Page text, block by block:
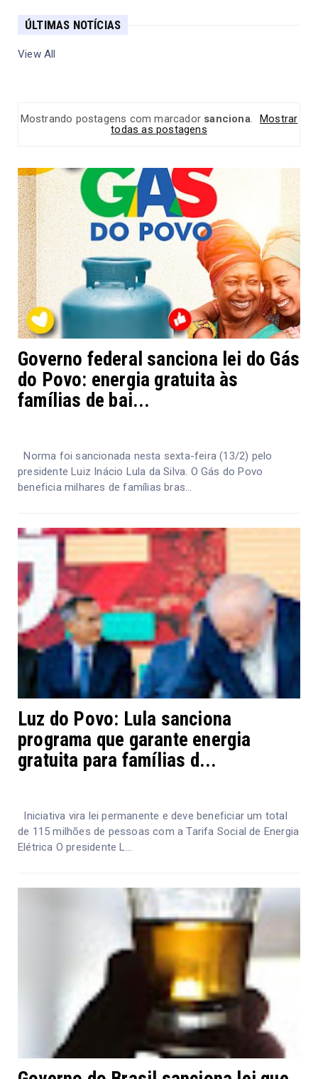
ÚLTIMAS NOTÍCIAS
View All
Mostrando postagens com marcador sanciona.
Mostrar
todas as postagens
Governo federal sanciona lei do Gás
do Povo: energia gratuita às
famílias de bai...
Norma foi sancionada nesta sexta-feira (13/2) pelo
presidente Luiz Inácio Lula da Silva. O Gás do Povo
beneficia milhares de famílias bras...
Luz do Povo: Lula sanciona
programa que garante energia
gratuita para famílias d...
Iniciativa vira lei permanente e deve beneficiar um total
de 115 milhões de pessoas com a Tarifa Social de Energia
Elétrica O presidente L...